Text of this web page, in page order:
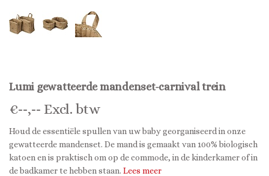
Lumi gewatteerde mandenset-carnival trein
€--,-- Excl. btw
Houd de essentiële spullen van uw baby georganiseerd in onze
gewatteerde mandenset. De mand is gemaakt van 100% biologisch
katoen en is praktisch om op de commode, in de kinderkamer of in
de badkamer te hebben staan. Lees meer